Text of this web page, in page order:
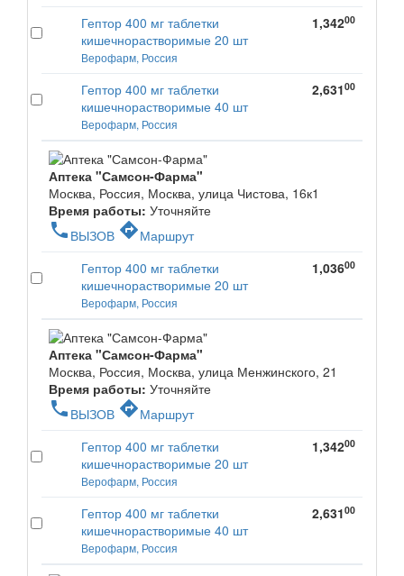
Гептор 400 мг таблетки
кишечнорастворимые 20 шт
Верофарм, Россия
1,34200
Гептор 400 мг таблетки
кишечнорастворимые 40 шт
Верофарм, Россия
2,63100
Аптека "Самсон-Фарма"
Москва, Россия, Москва, улица Чистова, 16к1
Время работы: Уточняйте
phone ВЫЗОВ directionsМаршрут
Гептор 400 мг таблетки
кишечнорастворимые 20 шт
Верофарм, Россия
1,03600
Аптека "Самсон-Фарма"
Москва, Россия, Москва, улица Менжинского, 21
Время работы: Уточняйте
phone ВЫЗОВ directionsМаршрут
Гептор 400 мг таблетки
кишечнорастворимые 20 шт
Верофарм, Россия
1,34200
Гептор 400 мг таблетки
кишечнорастворимые 40 шт
Верофарм, Россия
2,63100